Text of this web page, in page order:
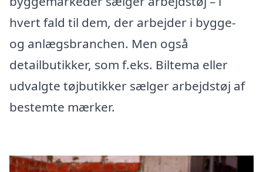
hvert fald til dem, der arbejder i bygge-
og anlægsbranchen. Men også
detailbutikker, som f.eks. Biltema eller
udvalgte tøjbutikker sælger arbejdstøj af
bestemte mærker.